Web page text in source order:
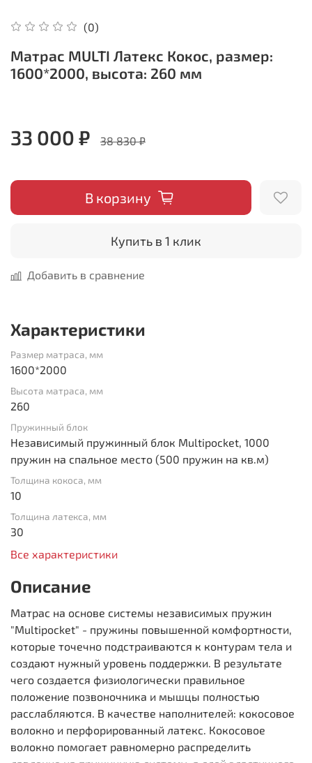
(0)
Матрас MULTI Латекс Кокос, размер:
1600*2000, высота: 260 мм
33 000 ₽ 38 830 ₽
В корзину
Купить в 1 клик
Добавить в сравнение
Характеристики
Размер матраса, мм
1600*2000
Высота матраса, мм
260
Пружинный блок
Независимый пружинный блок Multipocket, 1000
пружин на спальное место (500 пружин на кв.м)
Толщина кокоса, мм
10
Толщина латекса, мм
30
Все характеристики
Описание
Матрас на основе системы независимых пружин
"Multipocket" - пружины повышенной комфортности,
которые точечно подстраиваются к контурам тела и
создают нужный уровень поддержки. В результате
чего создается физиологически правильное
положение позвоночника и мышцы полностью
расслабляются. В качестве наполнителей: кокосовое
волокно и перфорированный латекс. Кокосовое
волокно помогает равномерно распределить